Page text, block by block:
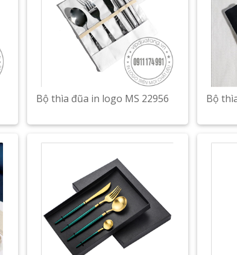
Bộ thìa đũa in logo MS 22956 Bộ